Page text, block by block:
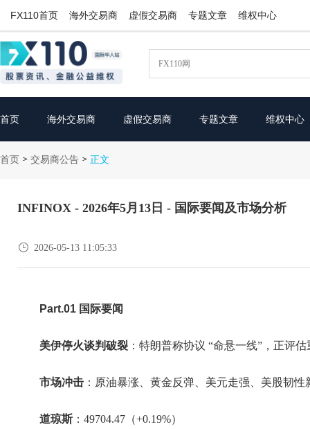
FX110首页 海外交易商 虚假交易商 专题文章 维权中心
首页 海外交易商 虚假交易商 专题文章 维权中心
首页 > 交易商公告 > 正文
INFINOX - 2026年5月13日 - 国际要闻及市场分析
 2026-05-13 11:05:33
Part.01 国际要闻
美伊停火谈判破裂 ：特朗普称协议 “命悬一线”，正评
市场冲击 ：原油暴涨、黄金反弹、美元走强、美股韧性
道琼斯：49704.47（+0.19%）